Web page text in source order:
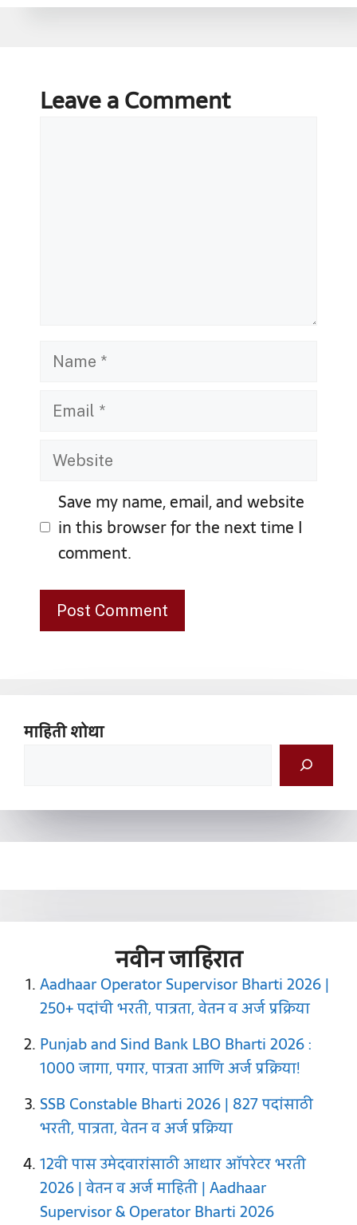
Leave a Comment
Name
Email
Website
Save my name, email, and website
in this browser for the next time I
comment.
माहिती शोधा
नवीन जाहिरात
Aadhaar Operator Supervisor Bharti 2026 |
250+ पदांची भरती, पात्रता, वेतन व अर्ज प्रक्रिया
Punjab and Sind Bank LBO Bharti 2026 :
1000 जागा, पगार, पात्रता आणि अर्ज प्रक्रिया!
SSB Constable Bharti 2026 | 827 पदांसाठी
भरती, पात्रता, वेतन व अर्ज प्रक्रिया
12वी पास उमेदवारांसाठी आधार ऑपरेटर भरती
2026 | वेतन व अर्ज माहिती | Aadhaar
Supervisor & Operator Bharti 2026